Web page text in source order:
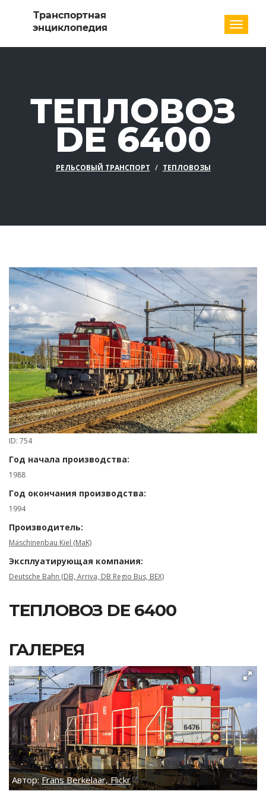
ТЕПЛОВОЗ
DE 6400
РЕЛЬСОВЫЙ ТРАНСПОРТ ТЕПЛОВОЗЫ
ID: 754
Год начала производства:
1988
Год окончания производства:
1994
Производитель:
Maschinenbau Kiel (MaK)
Эксплуатирующая компания:
Deutsche Bahn (DB, Arriva, DB Regio Bus, BEX)
ТЕПЛОВОЗ DE 6400
ГАЛЕРЕЯ
Автор:Frans Berkelaar, Flickr